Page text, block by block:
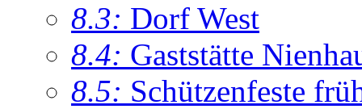
8.3: Dorf West
8.4: Gaststätte
8.5: Schützenfeste